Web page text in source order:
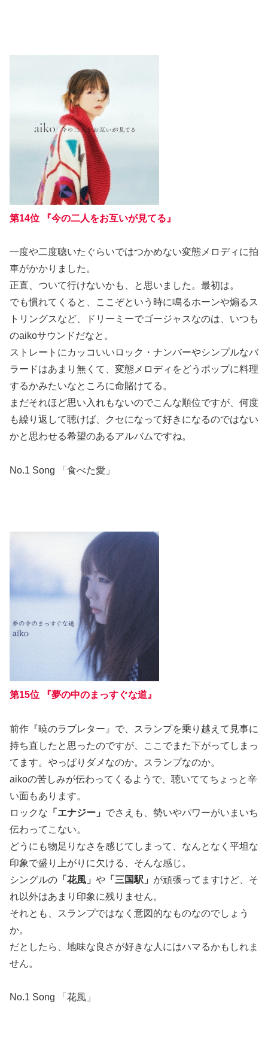
第14位 『今の二人をお互いが見てる』
一度や二度聴いたぐらいではつかめない変態メロディに拍
車がかかりました。
正直、ついて行けないかも、と思いました。最初は。
でも慣れてくると、ここぞという時に鳴るホーンや煽るス
トリングスなど、ドリーミーでゴージャスなのは、いつも
のaikoサウンドだなと。
ストレートにカッコいいロック・ナンバーやシンプルなバ
ラードはあまり無くて、変態メロディをどうポップに料理
するかみたいなところに命賭けてる。
まだそれほど思い入れもないのでこんな順位ですが、何度
も繰り返して聴けば、クセになって好きになるのではない
かと思わせる希望のあるアルバムですね。
No.1 Song 「食べた愛」
第15位 『夢の中のまっすぐな道』
前作『暁のラブレター』で、スランプを乗り越えて見事に
持ち直したと思ったのですが、ここでまた下がってしまっ
てます。やっぱりダメなのか。スランプなのか。
aikoの苦しみが伝わってくるようで、聴いててちょっと辛
い面もあります。
ロックな 「エナジー」 でさえも、勢いやパワーがいまいち
伝わってこない。
どうにも物足りなさを感じてしまって、なんとなく平坦な
印象で盛り上がりに欠ける、そんな感じ。
シングルの 「花風」 や 「三国駅」 が頑張ってますけど、そ
れ以外はあまり印象に残りません。
それとも、スランプではなく意図的なものなのでしょう
か。
だとしたら、地味な良さが好きな人にはハマるかもしれま
せん。
No.1 Song 「花風」